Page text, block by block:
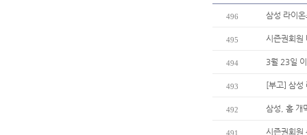
496 삼성 라이
495 시즌권회원
494 3월 23일
493 [부고] 삼성
492 삼성, 홈 개
491 시즌권회원